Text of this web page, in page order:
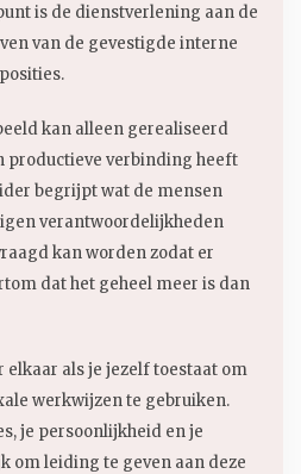
is de dienstverlening aan de
van de gevestigde interne
kan alleen gerealiseerd
productieve verbinding heeft
begrijpt wat de mensen
verantwoordelijkheden
kan worden zodat er
dat het geheel meer is dan
elkaar als je jezelf toestaat om
werkwijzen te gebruiken.
je persoonlijkheid en je
om leiding te geven aan deze